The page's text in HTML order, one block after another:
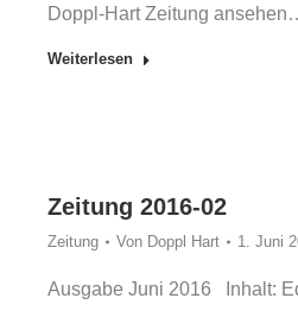
Doppl-Hart Zeitung
Weiterlesen
Zeitung 2016-02
Zeitung Von Doppl Hart 1. Juni
Ausgabe Juni 2016 Inhalt: